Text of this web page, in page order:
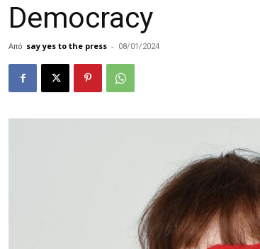
Democracy
Από say yes to the press - 08/01/2024